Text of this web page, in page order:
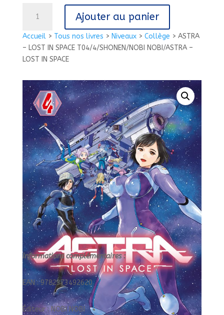
Accueil> Tous nos livres > Niveaux> Collège > ASTRA
– LOST IN SPACE T04/4/SHONEN/NOBI NOBI/ASTRA –
LOST IN SPACE
ASTRA
LOST
T04/4/SHONEN/NOBI
NOBI/ASTRA
-
LOST
SPACE
Ajouter au panier
Informations complémentaires :
EAN : 9782373492620
Éditeur : NOBI NOBI